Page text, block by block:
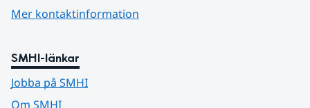
Mer kontaktinformation
SMHI-länkar
Jobba på SMHI
Om SMHI